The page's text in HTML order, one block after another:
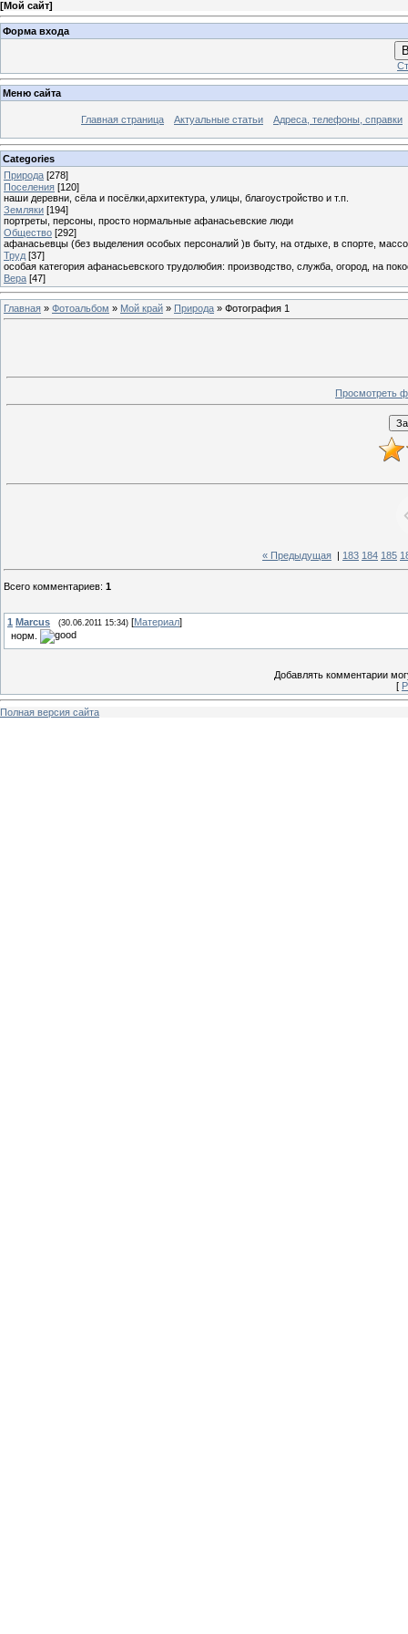
[Мой сайт]
Форма входа
Меню сайта
Главная страница Актуальные статьи Адреса, телефоны, справки
Categories
Природа [278]
Поселения [120]
наши деревни, сёла и посёлки,архитектура, улицы, благоустройство и т.п.
Земляки [194]
портреты, персоны, просто нормальные афанасьевские люди
Общество [292]
афанасьевцы (без выделения особых персоналий )в быту, на отдыхе, в спорте,
Труд [37]
особая категория афанасьевского трудолюбия: производство, служба, огород, на
Вера [47]
Главная » Фотоальбом » Мой край » Природа » Фотография 1
Просмотреть
« Предыдущая 183 184 185
Всего комментариев: 1
1 Marcus (30.06.2011 15:34) [Материал]
норм.
Добавлять комментарии
[
Полная версия сайта